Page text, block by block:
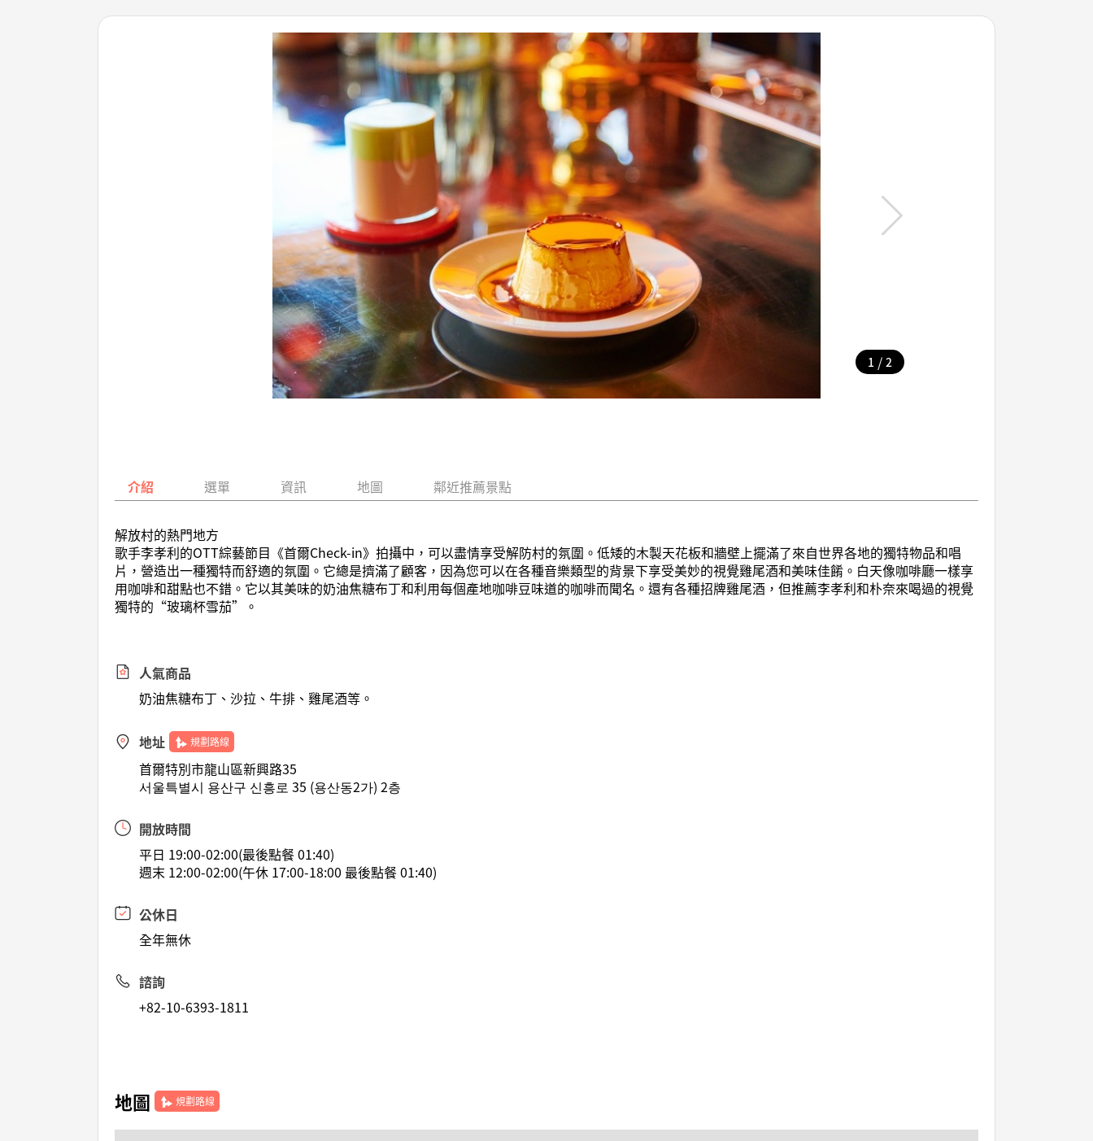
1 / 2
介紹 選單 資訊 地圖 鄰近推薦景點
解放村的熱門地方
歌手李孝利的OTT綜藝節目《首爾Check-in》拍攝中，可以盡情享受解防村的氛圍。低矮的木製天花板和牆壁上擺滿了來自世界各地的獨特物品和唱
片，營造出一種獨特而舒適的氛圍。它總是擠滿了顧客，因為您可以在各種音樂類型的背景下享受美妙的視覺雞尾酒和美味佳餚。白天像咖啡廳一樣享
用咖啡和甜點也不錯。它以其美味的奶油焦糖布丁和利用每個產地咖啡豆味道的咖啡而聞名。還有各種招牌雞尾酒，但推薦李孝利和朴奈來喝過的視覺
獨特的“玻璃杯雪茄”。
人氣商品
奶油焦糖布丁、沙拉、牛排、雞尾酒等。
地址 規劃路線
首爾特別市龍山區新興路35
서울특별시 용산구 신흥로 35 (용산동2가) 2층
開放時間
平日 19:00-02:00(最後點餐 01:40)
週末 12:00-02:00(午休 17:00-18:00 最後點餐 01:40)
公休日
全年無休
諮詢
+82-10-6393-1811
地圖 規劃路線